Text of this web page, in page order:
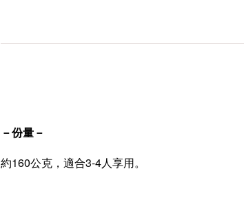
－份量－
約160公克，適合3-4人享用。